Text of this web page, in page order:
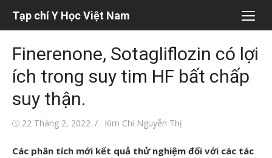
dung
Tạp chí Y Học Việt Nam
Finerenone, Sotagliflozin có lợi
ích trong suy tim HF bất chấp
suy thận.
Đăng22 Tháng 2, 2022
Tác
Kim Chi Nguyễn Thị
Các phân tích mới kết quả thử nghiệm đối với các tác